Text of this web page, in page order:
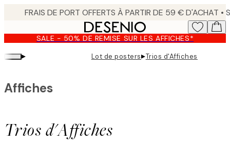
content.SALE - 50% DE REMISE SUR LES AFFICHES*
▸ Lot de posters▸Trios d'Affiches
Trios d'Affiches
Affiches